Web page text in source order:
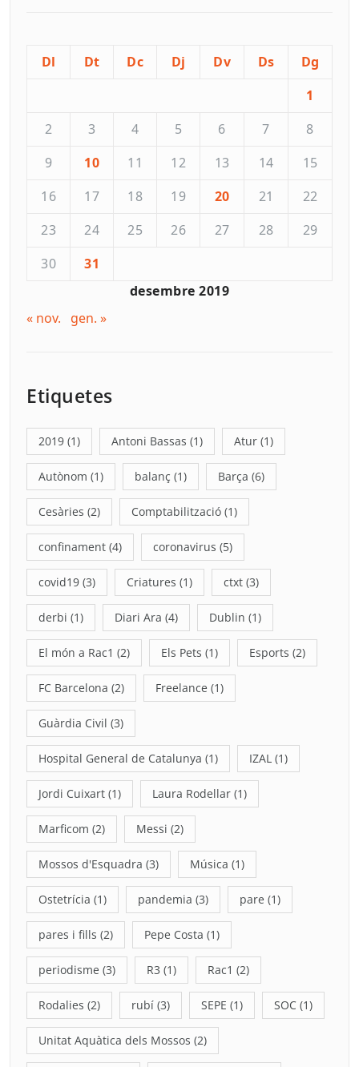
desembre 2019
Dl Dt Dc Dj Dv Ds
Dg
1
2
3 4 5 6 7
8
9
10 11 12 13 14
15
16
17 18 19 20 21
22
23
24 25 26 27 28
29
30
31
« nov. gen. »
Etiquetes
2019 (1) Antoni Bassas (1) Atur (1)
Autònom (1) balanç (1) Barça (6)
Cesàries (2) Comptabilització (1)
confinament (4) coronavirus (5)
covid19 (3) Criatures (1) ctxt (3)
derbi (1) Diari Ara (4) Dublin (1)
El món a Rac1 (2) Els Pets (1) Esports (2)
FC Barcelona (2) Freelance (1)
Guàrdia Civil (3)
Hospital General de Catalunya (1) IZAL (1)
Jordi Cuixart (1) Laura Rodellar (1)
Marficom (2) Messi (2)
Mossos d'Esquadra (3) Música (1)
Ostetrícia (1) pandemia (3) pare (1)
pares i fills (2) Pepe Costa (1)
periodisme (3) R3 (1) Rac1 (2)
Rodalies (2) rubí (3) SEPE (1) SOC (1)
Unitat Aquàtica dels Mossos (2)